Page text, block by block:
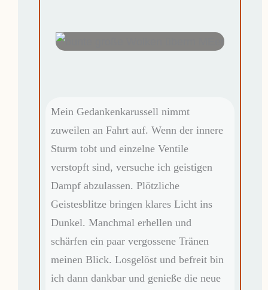
Mein Gedankenkarussell nimmt
zuweilen an Fahrt auf. Wenn der innere
Sturm tobt und einzelne Ventile
verstopft sind, versuche ich geistigen
Dampf abzulassen. Plötzliche
Geistesblitze bringen klares Licht ins
Dunkel. Manchmal erhellen und
schärfen ein paar vergossene Tränen
meinen Blick. Losgelöst und befreit bin
ich dann dankbar und genieße die neue